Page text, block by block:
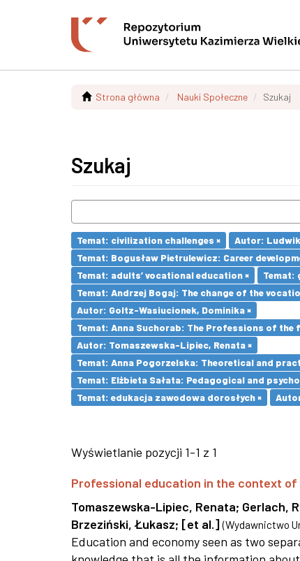
Strona główna Nauki Społeczne Szukaj
Szukaj
Temat: civilization challenges ×
Autor:
Temat: Bogusław Pietrulewicz: Career
Temat: adults’ vocational education ×
Temat:
Temat: Andrzej Bogaj: The change of the
Autor: Goltz-Wasiucionek, Dominika ×
Temat: Anna Suchorab: The Professions of
Autor: Tomaszewska-Lipiec, Renata ×
Temat: Anna Pogorzelska: Theoretical and
Temat: Elżbieta Sałata: Pedagogical and
Temat: edukacja zawodowa dorosłych ×
Wyświetlanie pozycji 1-1 z 1
Professional education in the context
Tomaszewska-Lipiec, Renata; Gerlach,
Brzeziński, Łukasz; [et al.] (Wydawnictwo
Education and economy seen as two